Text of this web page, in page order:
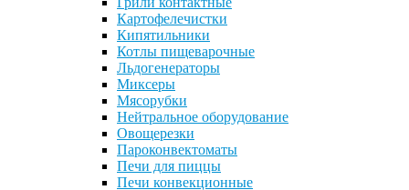
Картофелечистки
Кипятильники
Котлы пищеварочные
Льдогенераторы
Миксеры
Мясорубки
Нейтральное оборудование
Овощерезки
Пароконвектоматы
Печи для пиццы
Печи конвекционные